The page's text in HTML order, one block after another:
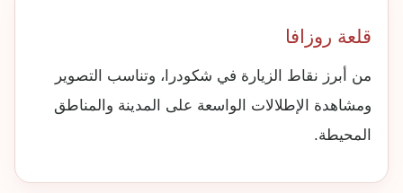
قلعة روزافا
من أبرز نقاط الزيارة في شكودرا، وتناسب التصوير
ومشاهدة الإطلالات الواسعة على المدينة والمناطق
المحيطة.